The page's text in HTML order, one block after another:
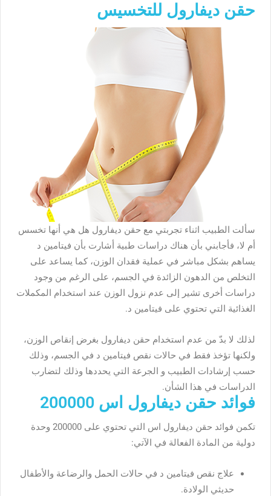
حقن ديفارول للتخسيس
سألت الطبيب اثناء تجربتي مع حقن ديفارول هل هي أنها تخسس
أم لا، فأجابني بأن هناك دراسات طبية أشارت بأن فيتامين د
يساهم بشكل مباشر في عملية فقدان الوزن، كما يساعد على
التخلص من الدهون الزائدة في الجسم، على الرغم من وجود
دراسات أخرى تشير إلى عدم نزول الوزن عند استخدام المكملات
الغذائية التي تحتوي على فيتامين د.
لذلك لا بدّ من عدم استخدام حقن ديفارول بغرض إنقاص الوزن،
ولكنها تؤخذ فقط في حالات نقص فيتامين د في الجسم، وذلك
حسب إرشادات الطبيب و الجرعة التي يحددها وذلك لتضارب
الدراسات في هذا الشأن.
فوائد حقن ديفارول اس 200000
تكمن فوائد حقن ديفارول اس التي تحتوي على 200000 وحدة
دولية من المادة الفعالة في الآتي:
علاج نقص فيتامين د في حالات الحمل والرضاعة والأطفال
حديثي الولادة.